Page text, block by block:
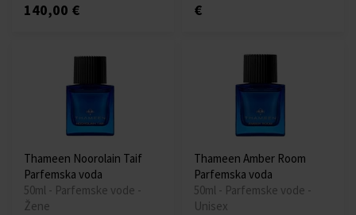
140,00 €
€
Thameen Noorolain Taif
Parfemska voda
50ml - Parfemske vode -
Žene
Thameen Amber Room
Parfemska voda
50ml - Parfemske vode -
Unisex